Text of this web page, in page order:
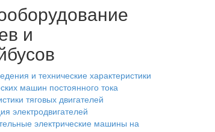
и
и технические характеристики
машин постоянного тока
тяговых двигателей
электродвигателей
электрические машины на